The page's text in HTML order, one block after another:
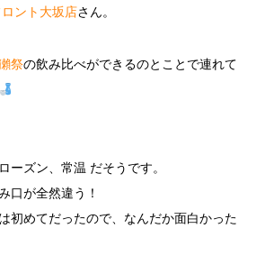
ント大坂店さん。
祭の飲み比べができるのとことで連れて
ーズン、常温 だそうです。
口が全然違う！
初めてだったので、なんだか面白かった